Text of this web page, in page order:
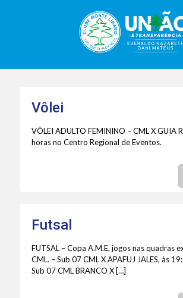
Vôlei
VÔLEI ADULTO FEMININO – CML X GUIA
horas no Centro Regional de Eventos.
Futsal
FUTSAL – Copa A.M.E, jogos nas quadras
CML. – Sub 07 CML X APAFUJ JALES, às
Sub 07 CML BRANCO X […]